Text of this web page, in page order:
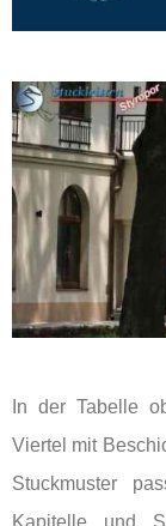
In der Tabelle
Viertel mit
Stuckmuster
Kapitelle und